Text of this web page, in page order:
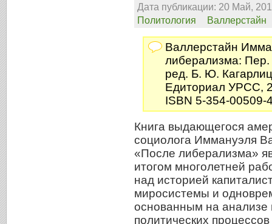
Дата публикации: 20 Май,
Политология
Валлерстайн
Валлерстайн
либерализма: Пер.
ред. Б. Ю.
Едиториал УРСС,
ISBN 5-354-00509-
Книга выдающегося
социолога Иммануэля
«После либерализма»
итогом многолетней
над историей
миросистемы и
основанным на анализе
политических